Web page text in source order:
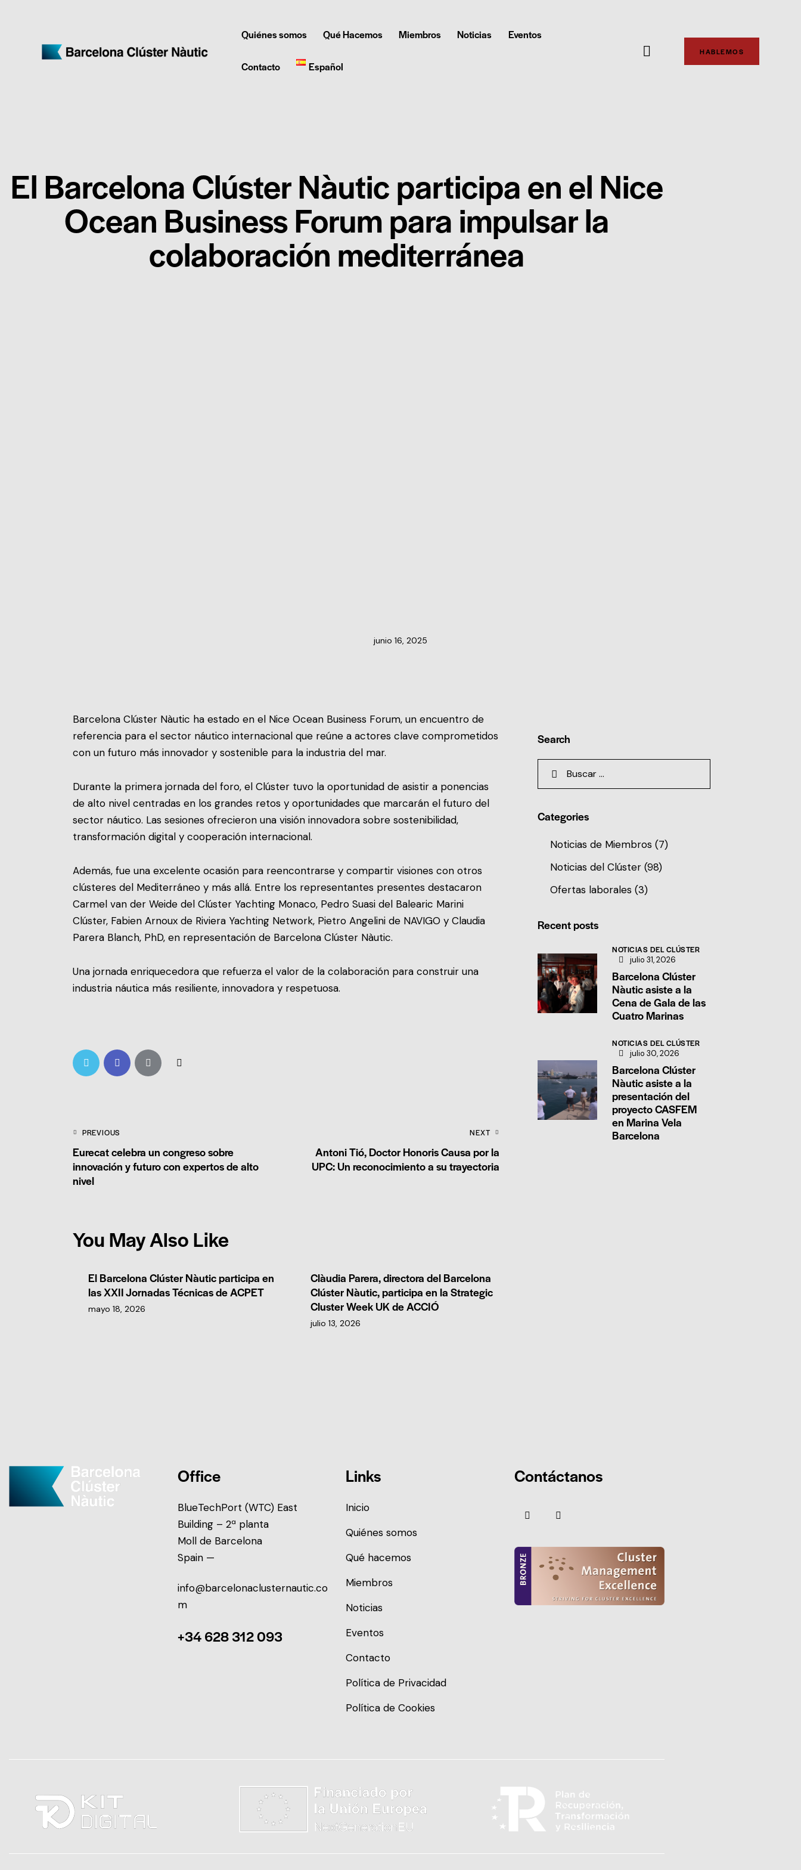
Quiénes somos Qué Hacemos Miembros Noticias Eventos
Contacto Español
HABLEMOS
El Barcelona Clúster Nàutic participa en el Nice
Ocean Business Forum para impulsar la
colaboración mediterránea
junio 16, 2025
Barcelona Clúster Nàutic ha estado en el Nice Ocean Business Forum, un encuentro de
referencia para el sector náutico internacional que reúne a actores clave comprometidos
con un futuro más innovador y sostenible para la industria del mar.
Durante la primera jornada del foro, el Clúster tuvo la oportunidad de asistir a ponencias
de alto nivel centradas en los grandes retos y oportunidades que marcarán el futuro del
sector náutico. Las sesiones ofrecieron una visión innovadora sobre sostenibilidad,
transformación digital y cooperación internacional.
Además, fue una excelente ocasión para reencontrarse y compartir visiones con otros
clústeres del Mediterráneo y más allá. Entre los representantes presentes destacaron
Carmel van der Weide del Clúster Yachting Monaco, Pedro Suasi del Balearic Marini
Clúster, Fabien Arnoux de Riviera Yachting Network, Pietro Angelini de NAVIGO y Claudia
Parera Blanch, PhD, en representación de Barcelona Clúster Nàutic.
Una jornada enriquecedora que refuerza el valor de la colaboración para construir una
industria náutica más resiliente, innovadora y respetuosa.
PREVIOUS
Eurecat celebra un congreso sobre
innovación y futuro con expertos de alto
nivel
NEXT
Antoni Tió, Doctor Honoris Causa por la
UPC: Un reconocimiento a su trayectoria
You May Also Like
El Barcelona Clúster Nàutic participa en
las XXII Jornadas Técnicas de ACPET
mayo 18, 2026
Clàudia Parera, directora del Barcelona
Clúster Nàutic, participa en la Strategic
Cluster Week UK de ACCIÓ
julio 13, 2026
Search
Categories
Noticias de Miembros(7)
Noticias del Clúster(98)
Ofertas laborales(3)
Recent posts
NOTICIAS DEL CLÚSTER
julio 31, 2026
Barcelona Clúster
Nàutic asiste a la
Cena de Gala de las
Cuatro Marinas
NOTICIAS DEL CLÚSTER
julio 30, 2026
Barcelona Clúster
Nàutic asiste a la
presentación del
proyecto CASFEM
en Marina Vela
Barcelona
Office
BlueTechPort (WTC) East
Building – 2ª planta
Moll de Barcelona
Spain —
info@barcelonaclusternautic.co
m
+34 628 312 093
Links
Inicio
Quiénes somos
Qué hacemos
Miembros
Noticias
Eventos
Contacto
Política de Privacidad
Política de Cookies
Contáctanos